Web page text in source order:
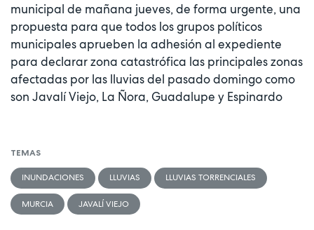
municipal de mañana jueves, de forma urgente, una
propuesta para que todos los grupos políticos
municipales aprueben la adhesión al expediente
para declarar zona catastrófica las principales zonas
afectadas por las lluvias del pasado domingo como
son Javalí Viejo, La Ñora, Guadalupe y Espinardo
TEMAS
INUNDACIONES LLUVIAS LLUVIAS TORRENCIALES
MURCIA JAVALÍ VIEJO